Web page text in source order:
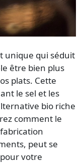
unique qui séduit
être bien plus
plats. Cette
le sel et les
bio riche
comment le
peut se
votre